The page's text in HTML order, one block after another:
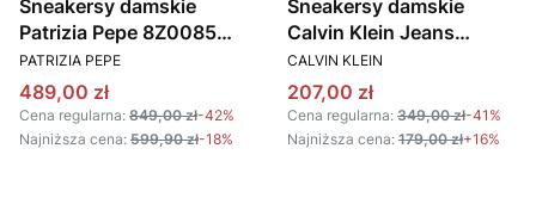
Sneakersy damskie
Patrizia Pepe 8Z0085
L011 biały
PRODUCENT
PATRIZIA PEPE
Cena promocyjna
489,00 zł
Cena regularna: 849,00 zł-42%
Najniższa cena: 599,90 zł-18%
Sneakersy damskie
Calvin Klein Jeans
YW0YW01763 czarny
PRODUCENT
CALVIN KLEIN
Cena promocyjna
207,00 zł
Cena regularna: 349,00 zł-41%
Najniższa cena: 179,00 zł+16%